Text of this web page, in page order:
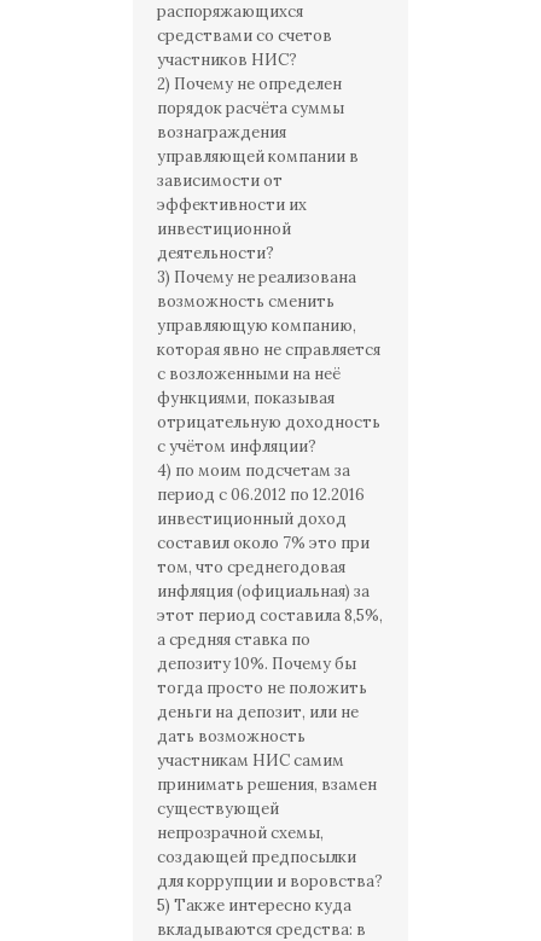
распоряжающихся
средствами со счетов
участников НИС?
2) Почему не определен
порядок расчёта суммы
вознаграждения
управляющей компании в
зависимости от
эффективности их
инвестиционной
деятельности?
3) Почему не реализована
возможность сменить
управляющую компанию,
которая явно не справляется
с возложенными на неё
функциями, показывая
отрицательную доходность
с учётом инфляции?
4) по моим подсчетам за
период с 06.2012 по 12.2016
инвестиционный доход
составил около 7% это при
том, что среднегодовая
инфляция (официальная) за
этот период составила 8,5%,
а средняя ставка по
депозиту 10%. Почему бы
тогда просто не положить
деньги на депозит, или не
дать возможность
участникам НИС самим
принимать решения, взамен
существующей
непрозрачной схемы,
создающей предпосылки
для коррупции и воровства?
5) Также интересно куда
вкладываются средства: в